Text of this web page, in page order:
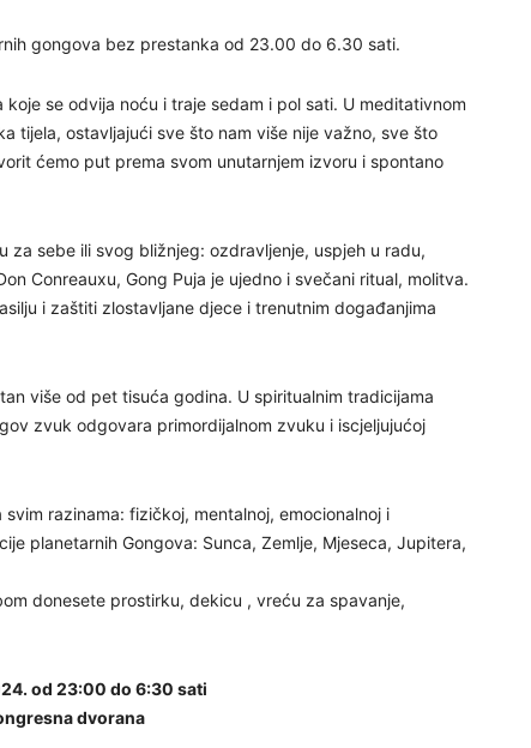
gongova bez prestanka od 23.00 do 6.30 sati.
se odvija noću i traje sedam i pol sati. U meditativnom
tijela, ostavljajući sve što nam više nije važno, sve što
ćemo put prema svom unutarnjem izvoru i spontano
za sebe ili svog bližnjeg: ozdravljenje, uspjeh u radu,
Conreauxu, Gong Puja je ujedno i svečani ritual, molitva.
i zaštiti zlostavljane djece i trenutnim događanjima
više od pet tisuća godina. U spiritualnim tradicijama
zvuk odgovara primordijalnom zvuku i iscjeljujućoj
razinama: fizičkoj, mentalnoj, emocionalnoj i
planetarnih Gongova: Sunca, Zemlje, Mjeseca, Jupitera,
donesete prostirku, dekicu , vreću za spavanje,
od 23:00 do 6:30 sati
dvorana